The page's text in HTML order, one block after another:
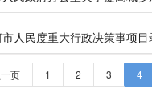
人民度重大行政决策事项目
一页 1 2 3 4